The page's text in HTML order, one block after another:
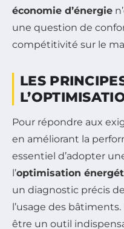
économie d’énergie
une question de
compétitivité sur le
LES
Pour répondre aux
en améliorant la
essentiel d’adopter
l’optimisation
un diagnostic précis
l’usage des bâtiments.
être un outil